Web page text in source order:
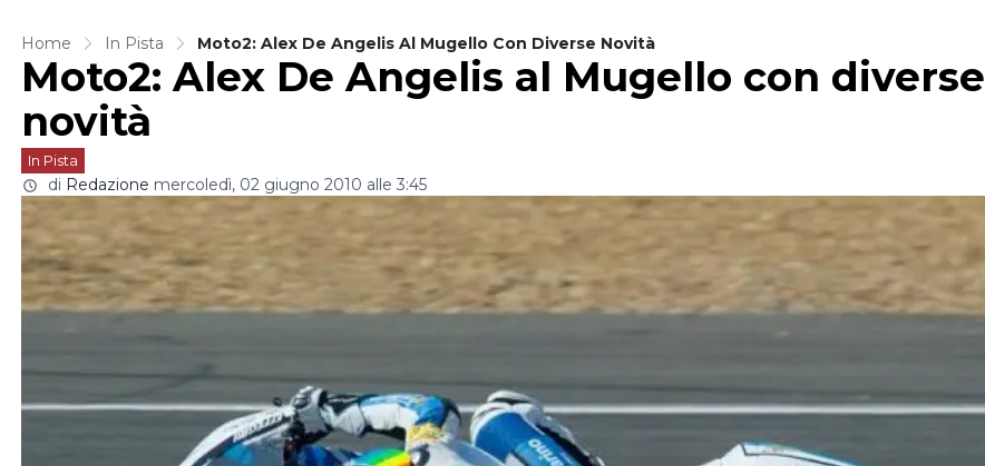
Home In Pista Moto2: Alex De Angelis Al Mugello Con Diverse Novità
Moto2: Alex De Angelis al Mugello con diverse
novità
In Pista
di Redazione mercoledì, 02 giugno 2010 alle 3:45